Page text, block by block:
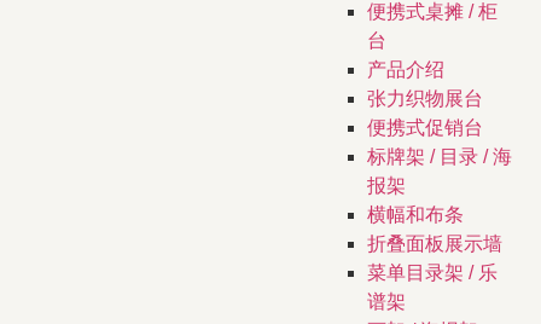
便携式桌摊 / 柜
台
产品介绍
张力织物展台
便携式促销台
标牌架 / 目录 / 海
报架
横幅和布条
折叠面板展示墙
菜单目录架 / 乐
谱架